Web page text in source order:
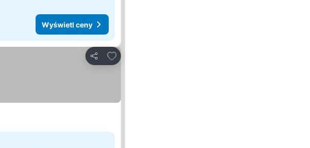
Wyświetl ceny
Udostępnij
Dodaj do ulubionych